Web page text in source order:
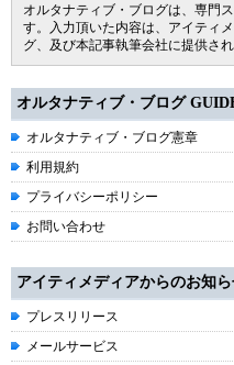
オルタナティブ・ブログは、専門
す。入力頂いた内容は、アイティ
グ、及び本記事執筆会社に提供され
オルタナティブ・ブログ
オルタナティブ・ブログ憲章
利用規約
プライバシーポリシー
お問い合わせ
アイティメディアからのお知
プレスリリース
メールサービス